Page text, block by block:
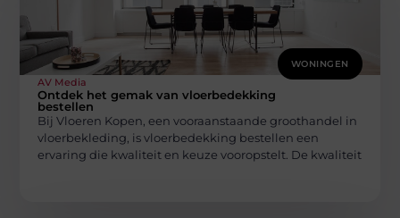
WONINGEN
AV Media
Ontdek het gemak van vloerbedekking
bestellen
Bij Vloeren Kopen, een vooraanstaande groothandel in
vloerbekleding, is vloerbedekking bestellen een
ervaring die kwaliteit en keuze vooropstelt. De kwaliteit